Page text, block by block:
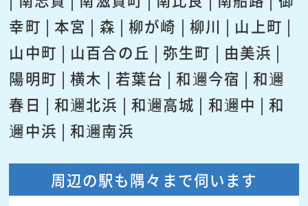
幸町 | 本宮 | 森 | 柳が崎 | 柳川 | 山上町 |
山中町 | 山百合の丘 | 弥生町 | 由美浜 |
陽明町 | 横木 | 若葉台 | 和邇今宿 | 和邇
春日 | 和邇北浜 | 和邇高城 | 和邇中 | 和
邇中浜 | 和邇南浜
周辺の駅も隅々まで伺います